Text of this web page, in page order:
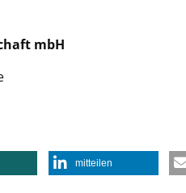
mbH
mitteilen